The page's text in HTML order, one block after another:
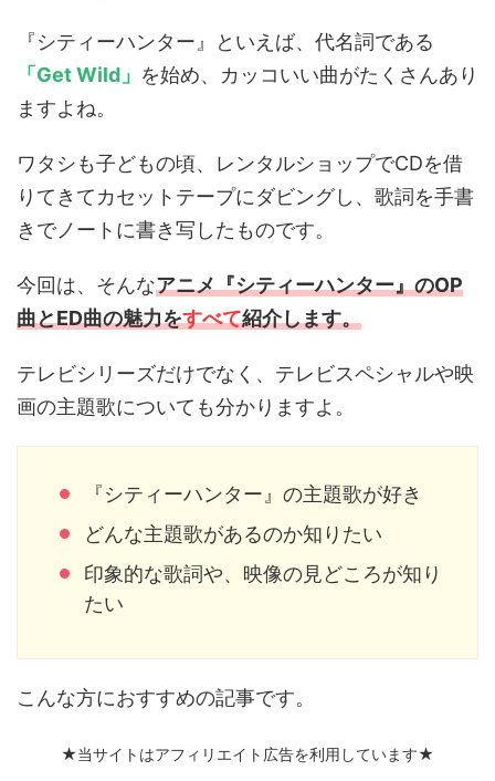
『シティーハンター』といえば、代名詞である
「Get Wild」 を始め、カッコいい曲がたくさんあり
ますよね。
ワタシも子どもの頃、レンタルショップでCDを借
りてきてカセットテープにダビングし、歌詞を手書
きでノートに書き写したものです。
今回は、そんなアニメ『シティーハンター』のOP
曲とED曲の魅力をすべて紹介します。
テレビシリーズだけでなく、テレビスペシャルや映
画の主題歌についても分かりますよ。
『シティーハンター』の主題歌が好き
どんな主題歌があるのか知りたい
印象的な歌詞や、映像の見どころが知り
たい
こんな方におすすめの記事です。
★当サイトはアフィリエイト広告を利用しています★